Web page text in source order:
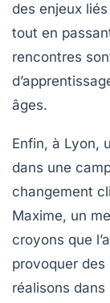
des enjeux
tout en
rencontres
âges.
Enfin, à Lyon,
dans une
changement
Maxime, un
croyons que
provoquer des
réalisons